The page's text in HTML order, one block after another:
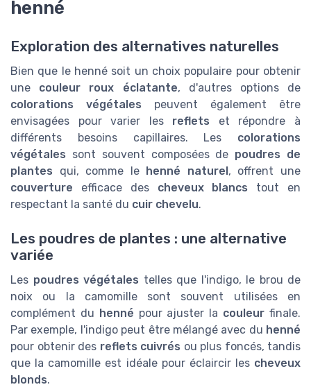
henné
Exploration des alternatives naturelles
Bien que le henné soit un choix populaire pour obtenir
une couleur roux éclatante, d'autres options de
colorations végétales peuvent également être
envisagées pour varier les reflets et répondre à
différents besoins capillaires. Les colorations
végétales sont souvent composées de poudres de
plantes qui, comme le henné naturel , offrent une
couverture efficace des cheveux blancs tout en
respectant la santé du cuir chevelu.
Les poudres de plantes : une alternative
variée
Les poudres végétales telles que l'indigo, le brou de
noix ou la camomille sont souvent utilisées en
complément du henné pour ajuster la couleur finale.
Par exemple, l'indigo peut être mélangé avec du henné
pour obtenir des reflets cuivrés ou plus foncés, tandis
que la camomille est idéale pour éclaircir les cheveux
blonds.